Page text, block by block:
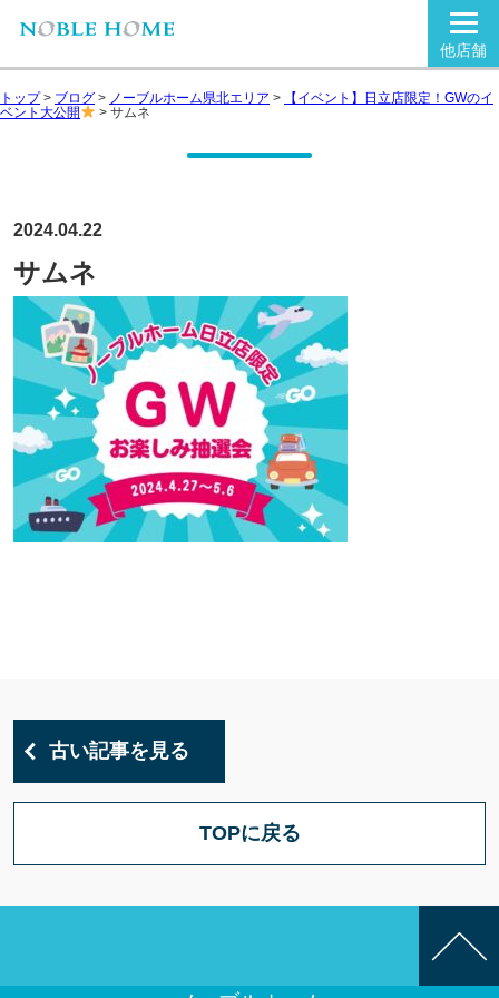
他店舗
トップ> ブログ > ノーブルホーム県北エリア >
【イベント】日立店限定！GWのイ
ベント大公開
> サムネ
2024.04.22
サムネ
古い記事を見る
TOPに戻る